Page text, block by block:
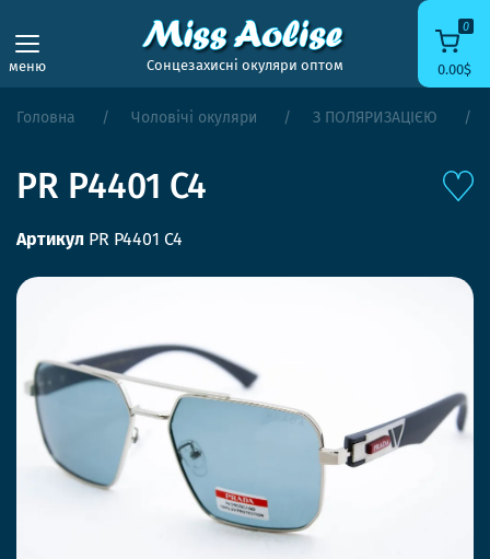
меню Сонцезахисні окуляри оптом
0
0.00$
Головна Чоловічі окуляри З ПОЛЯРИЗАЦІЄЮ
PR P4401 C4
Артикул PR P4401 C4